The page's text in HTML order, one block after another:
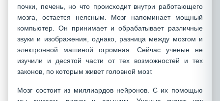
почки, печень, но что происходит внутри работающего
мозга, остается неясным. Мозг напоминает мощный
компьютер. Он принимает и обрабатывает различные
звуки и изображения, однако, разница между мозгом и
электронной машиной огромная. Сейчас ученые не
изучили и десятой части от тех возможностей и тех
законов, по которым живет головной мозг.
Мозг состоит из миллиардов нейронов. С их помощью